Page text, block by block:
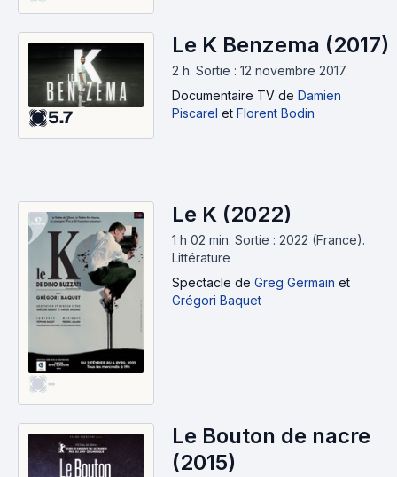
5.7
Le K Benzema (2017)
2 h. Sortie : 12 novembre 2017.
Documentaire TV de Damien
Piscarel et Florent Bodin
-
Le K (2022)
1 h 02 min. Sortie : 2022 (France).
Littérature
Spectacle de Greg Germain et
Grégori Baquet
Le Bouton de nacre
(2015)